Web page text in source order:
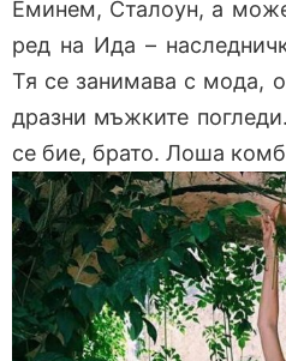
Еминем, Сталоун, а
ред на Ида –
Тя се занимава с мода,
дразни мъжките
се бие, брато. Лоша